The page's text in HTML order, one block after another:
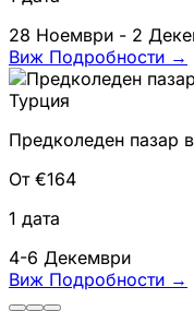
28 Ноември - 2
Виж Подробности →
Турция
Предколеден пазар
От €164
1 дата
4-6 Декември
Виж Подробности →